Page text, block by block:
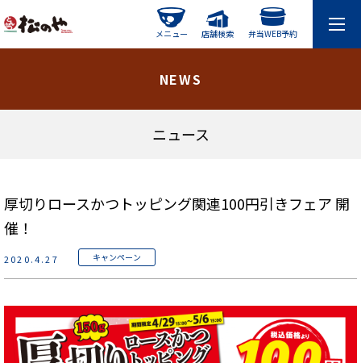
弁当WEB予約
店舗検索
メニュー
NEWS
ニュース
2020.4.27 キャンペーン
厚切りロースかつトッピング関連100円引きフェア 開
催！